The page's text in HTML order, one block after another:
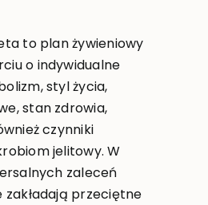
to plan żywieniowy
o indywidualne
styl życia,
stan zdrowia,
czynniki
jelitowy. W
zaleceń
przeciętne